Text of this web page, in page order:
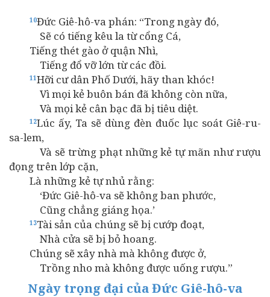
10Đức Giê-hô-va phán: “Trong ngày đó,
Sẽ có tiếng kêu la từ cổng Cá,
Tiếng thét gào ở quận Nhì,
Tiếng đổ vỡ lớn từ các đồi.
11Hỡi cư dân Phố Dưới, hãy than khóc!
Vì mọi kẻ buôn bán đã không còn nữa,
Và mọi kẻ cân bạc đã bị tiêu diệt.
12Lúc ấy, Ta sẽ dùng đèn đuốc lục soát Giê-ru-
sa-lem,
Và sẽ trừng phạt những kẻ tự mãn như rượu
đọng trên lớp cặn,
Là những kẻ tự nhủ rằng:
‘Đức Giê-hô-va sẽ không ban phước,
Cũng chẳng giáng họa.’
13Tài sản của chúng sẽ bị cướp đoạt,
Nhà cửa sẽ bị bỏ hoang.
Chúng sẽ xây nhà mà không được ở,
Trồng nho mà không được uống rượu.”
Ngày trọng đại của Đức Giê-hô-va